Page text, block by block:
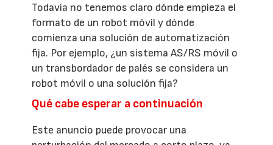
Todavía no tenemos claro dónde empieza el
formato de un robot móvil y dónde
comienza una solución de automatización
fija. Por ejemplo, ¿un sistema AS/RS móvil o
un transbordador de palés se considera un
robot móvil o una solución fija?
Qué cabe esperar a continuación
Este anuncio puede provocar una